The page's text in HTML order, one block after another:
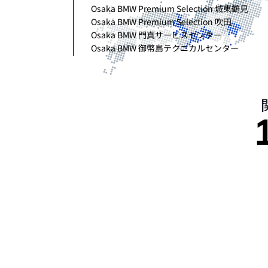
Osaka BMW Premium Selection 城東鶴見
Osaka BMW Premium Selection 吹田
Osaka BMW 門真サービスセンター
Osaka BMW 御幣島テクニカルセンター